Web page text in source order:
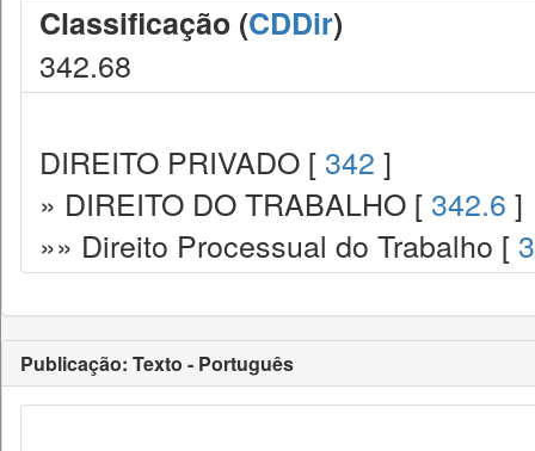
Classificação (CDDir)
342.68
DIREITO PRIVADO [ 342 ]
» DIREITO DO TRABALHO [ 342.6 ]
»» Direito Processual do Trabalho [
Publicação: Texto - Português